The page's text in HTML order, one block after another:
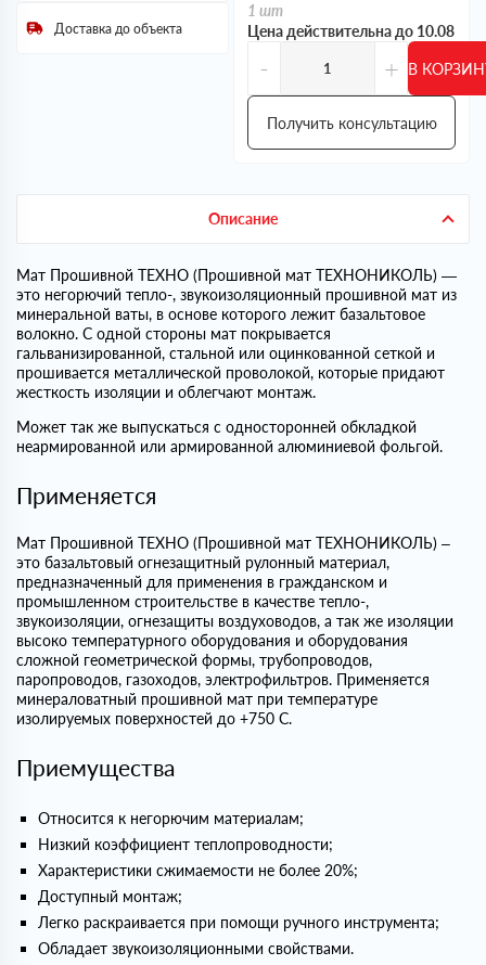
1 шт
Цена действительна до 10.08
- + В
Получить консультацию
Доставка до объекта
Описание
Мат Прошивной ТЕХНО (Прошивной мат ТЕХНОНИКОЛЬ) —
это негорючий тепло-, звукоизоляционный прошивной мат из
минеральной ваты, в основе которого лежит базальтовое
волокно. С одной стороны мат покрывается
гальванизированной, стальной или оцинкованной сеткой и
прошивается металлической проволокой, которые придают
жесткость изоляции и облегчают монтаж.
Может так же выпускаться с односторонней обкладкой
неармированной или армированной алюминиевой фольгой.
Применяется
Мат Прошивной ТЕХНО (Прошивной мат ТЕХНОНИКОЛЬ) –
это базальтовый огнезащитный рулонный материал,
предназначенный для применения в гражданском и
промышленном строительстве в качестве тепло-,
звукоизоляции, огнезащиты воздуховодов, а так же изоляции
высоко температурного оборудования и оборудования
сложной геометрической формы, трубопроводов,
паропроводов, газоходов, электрофильтров. Применяется
минераловатный прошивной мат при температуре
изолируемых поверхностей до +750 С.
Приемущества
Относится к негорючим материалам;
Низкий коэффициент теплопроводности;
Характеристики сжимаемости не более 20%;
Доступный монтаж;
Легко раскраивается при помощи ручного инструмента;
Обладает звукоизоляционными свойствами.